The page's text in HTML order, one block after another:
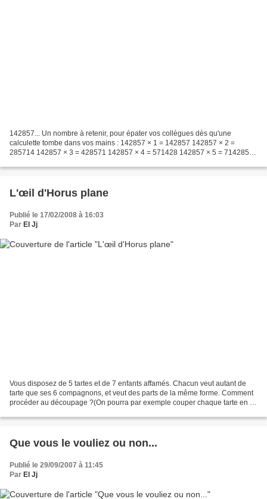
142857... Un nombre à retenir, pour épater vos collègues dès qu'une
calculette tombe dans vos mains : 142857 × 1 = 142857 142857 × 2 =
285714 142857 × 3 = 428571 142857 × 4 = 571428 142857 × 5 = 714285
L'œil d'Horus plane
Publié le 17/02/2008 à 16:03
Par El Jj
Vous disposez de 5 tartes et de 7 enfants affamés. Chacun veut autant de
tarte que ses 6 compagnons, et veut des parts de la même forme. Comment
procéder au découpage ?(On pourra par exemple couper chaque tarte en 7,
Que vous le vouliez ou non...
Publié le 29/09/2007 à 11:45
Par El Jj